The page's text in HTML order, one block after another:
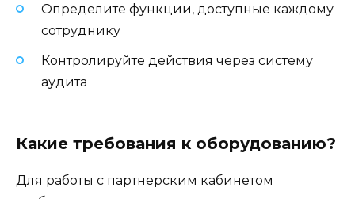
Определите функции, доступные каждому
сотруднику
Контролируйте действия через систему
аудита
Какие требования к оборудованию?
Для работы с партнерским кабинетом